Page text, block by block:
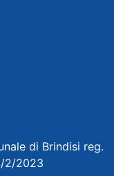
di Brindisi reg.
2/2023